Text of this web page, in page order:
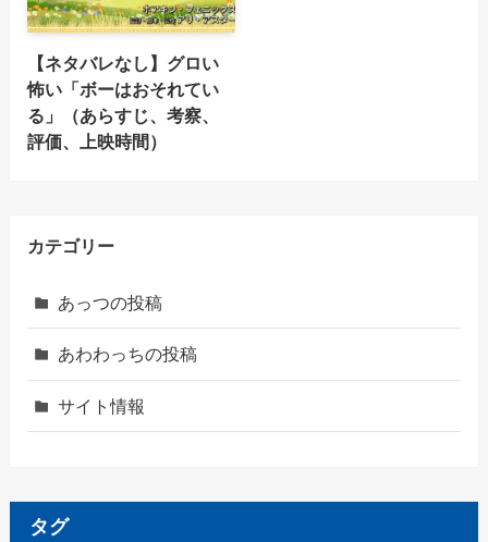
【ネタバレなし】グロい
怖い「ボーはおそれてい
る」（あらすじ、考察、
評価、上映時間）
カテゴリー
あっつの投稿
あわわっちの投稿
サイト情報
タグ